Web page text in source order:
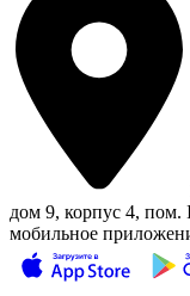
дом 9, корпус 4, пом.
мобильное